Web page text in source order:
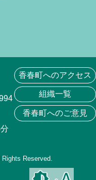
香春町へのアクセス
組織一覧
香春町へのご意見
Reserved.